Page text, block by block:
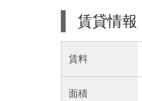
賃貸情報
賃料
面積